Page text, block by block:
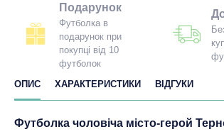
Подарунок
Футболка в
подарунок при
покупці від 10
футболок
ОПИС ХАРАКТЕРИСТИКИ ВІДГУКИ
Футболка чоловіча місто-герой